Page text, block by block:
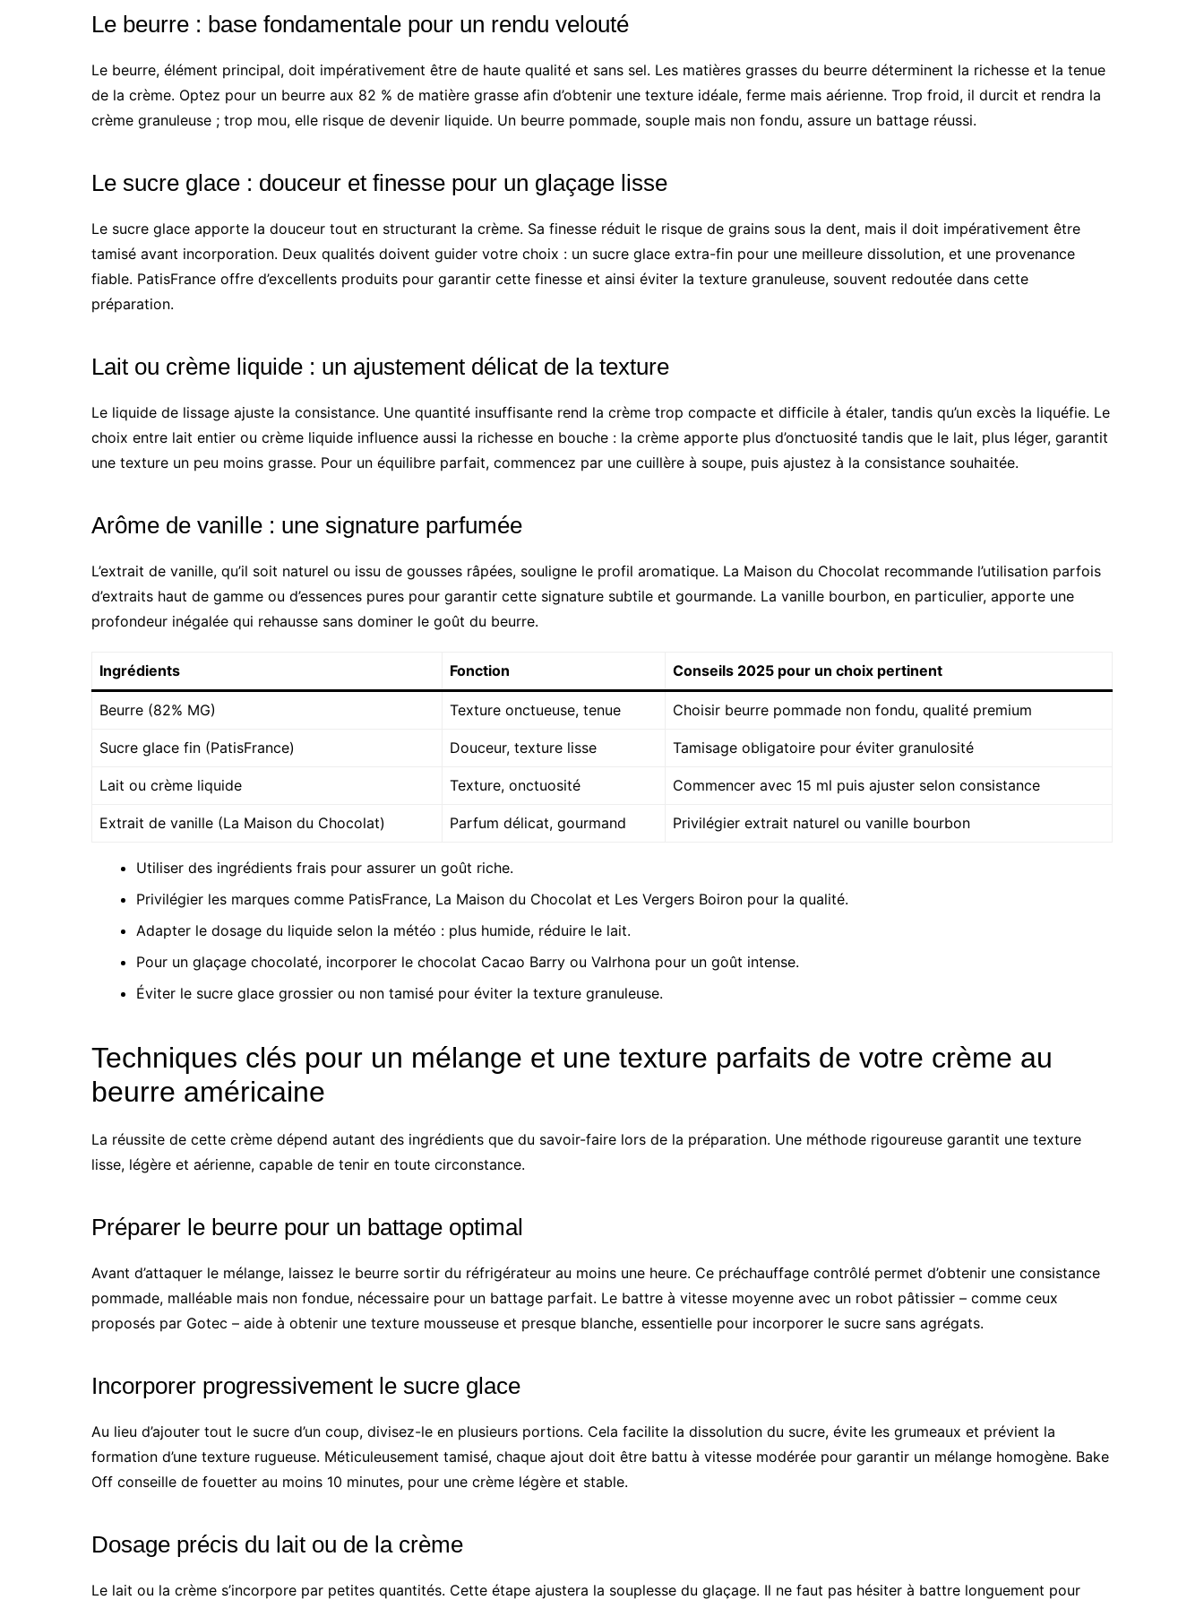
Le beurre : base fondamentale pour un rendu velouté
Le beurre, élément principal, doit impérativement être de haute qualité et sans sel. Les matières grasses du beurre déterminent la richesse et la tenue
de la crème. Optez pour un beurre aux 82 % de matière grasse afin d’obtenir une texture idéale, ferme mais aérienne. Trop froid, il durcit et rendra la
crème granuleuse ; trop mou, elle risque de devenir liquide. Un beurre pommade, souple mais non fondu, assure un battage réussi.
Le sucre glace : douceur et finesse pour un glaçage lisse
Le sucre glace apporte la douceur tout en structurant la crème. Sa finesse réduit le risque de grains sous la dent, mais il doit impérativement être
tamisé avant incorporation. Deux qualités doivent guider votre choix : un sucre glace extra-fin pour une meilleure dissolution, et une provenance
fiable. PatisFrance offre d’excellents produits pour garantir cette finesse et ainsi éviter la texture granuleuse, souvent redoutée dans cette
préparation.
Lait ou crème liquide : un ajustement délicat de la texture
Le liquide de lissage ajuste la consistance. Une quantité insuffisante rend la crème trop compacte et difficile à étaler, tandis qu’un excès la liquéfie. Le
choix entre lait entier ou crème liquide influence aussi la richesse en bouche : la crème apporte plus d’onctuosité tandis que le lait, plus léger, garantit
une texture un peu moins grasse. Pour un équilibre parfait, commencez par une cuillère à soupe, puis ajustez à la consistance souhaitée.
Arôme de vanille : une signature parfumée
L’extrait de vanille, qu’il soit naturel ou issu de gousses râpées, souligne le profil aromatique. La Maison du Chocolat recommande l’utilisation parfois
d’extraits haut de gamme ou d’essences pures pour garantir cette signature subtile et gourmande. La vanille bourbon, en particulier, apporte une
profondeur inégalée qui rehausse sans dominer le goût du beurre.
Ingrédients Fonction Conseils 2025 pour un choix pertinent
Beurre (82% MG) Texture onctueuse, tenue Choisir beurre pommade non fondu, qualité premium
Sucre glace fin (PatisFrance) Douceur, texture lisse Tamisage obligatoire pour éviter granulosité
Lait ou crème liquide Texture, onctuosité Commencer avec 15 ml puis ajuster selon consistance
Extrait de vanille (La Maison du Chocolat) Parfum délicat, gourmand Privilégier extrait naturel ou vanille bourbon
Utiliser des ingrédients frais pour assurer un goût riche.
Privilégier les marques comme PatisFrance, La Maison du Chocolat et Les Vergers Boiron pour la qualité.
Adapter le dosage du liquide selon la météo : plus humide, réduire le lait.
Pour un glaçage chocolaté, incorporer le chocolat Cacao Barry ou Valrhona pour un goût intense.
Éviter le sucre glace grossier ou non tamisé pour éviter la texture granuleuse.
Techniques clés pour un mélange et une texture parfaits de votre crème au
beurre américaine
La réussite de cette crème dépend autant des ingrédients que du savoir-faire lors de la préparation. Une méthode rigoureuse garantit une texture
lisse, légère et aérienne, capable de tenir en toute circonstance.
Préparer le beurre pour un battage optimal
Avant d’attaquer le mélange, laissez le beurre sortir du réfrigérateur au moins une heure. Ce préchauffage contrôlé permet d’obtenir une consistance
pommade, malléable mais non fondue, nécessaire pour un battage parfait. Le battre à vitesse moyenne avec un robot pâtissier – comme ceux
proposés par Gotec – aide à obtenir une texture mousseuse et presque blanche, essentielle pour incorporer le sucre sans agrégats.
Incorporer progressivement le sucre glace
Au lieu d’ajouter tout le sucre d’un coup, divisez-le en plusieurs portions. Cela facilite la dissolution du sucre, évite les grumeaux et prévient la
formation d’une texture rugueuse. Méticuleusement tamisé, chaque ajout doit être battu à vitesse modérée pour garantir un mélange homogène. Bake
Off conseille de fouetter au moins 10 minutes, pour une crème légère et stable.
Dosage précis du lait ou de la crème
Le lait ou la crème s’incorpore par petites quantités. Cette étape ajustera la souplesse du glaçage. Il ne faut pas hésiter à battre longuement pour